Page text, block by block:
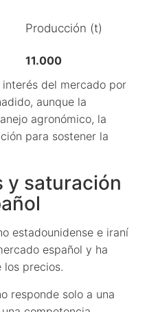
Producción (t)
11.000
del mercado por
aunque la
agronómico, la
para sostener la
y saturación
estadounidense e iraní
español y ha
los precios.
responde solo a una